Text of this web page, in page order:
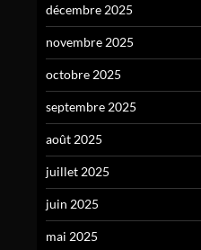
décembre 2025
novembre 2025
octobre 2025
septembre 2025
août 2025
juillet 2025
juin 2025
mai 2025